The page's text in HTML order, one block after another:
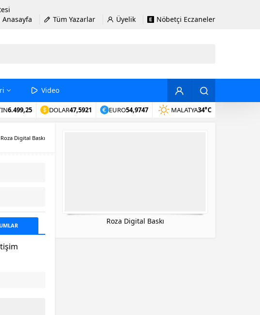
Anasayfa
Tüm Yazarlar Üyelik Nöbetçi Eczaneler
Video
6.499,25 DOLAR47,5921 EURO54,9747 MALATYA34°C
Roza Digital Baskı
LAR Roza Digital Baskı